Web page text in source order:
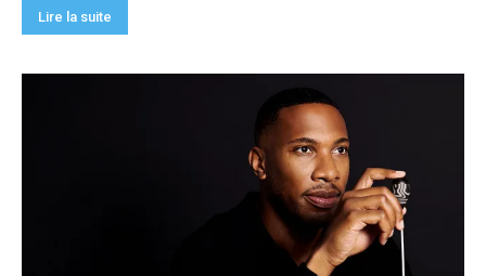
Lire la suite